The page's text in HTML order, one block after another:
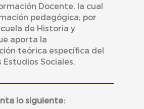
Docente, la cual
pedagógica; por
de Historia y
aporta la
teórica específica del
Estudios Sociales.
lo siguiente: